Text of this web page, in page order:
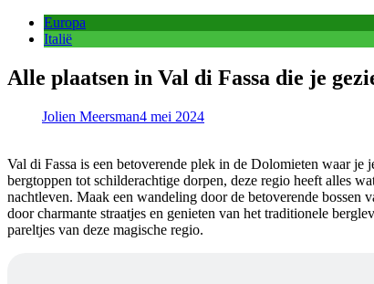
Europa
Italië
Alle plaatsen in Val di Fassa die je
Jolien Meersman4 mei 2024
Val di Fassa is een betoverende plek in de Dolomieten waar
bergtoppen tot schilderachtige dorpen, deze regio heeft alles
nachtleven. Maak een wandeling door de betoverende
door charmante straatjes en genieten van het traditionele
pareltjes van deze magische regio.